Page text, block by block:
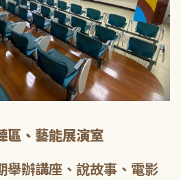
區、藝能展演室
舉辦講座、說故事、電影